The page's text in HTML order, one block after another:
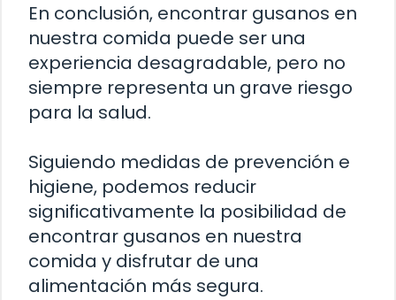
En conclusión, encontrar gusanos en
nuestra comida puede ser una
experiencia desagradable, pero no
siempre representa un grave riesgo
para la salud.
Siguiendo medidas de prevención e
higiene, podemos reducir
significativamente la posibilidad de
encontrar gusanos en nuestra
comida y disfrutar de una
alimentación más segura.